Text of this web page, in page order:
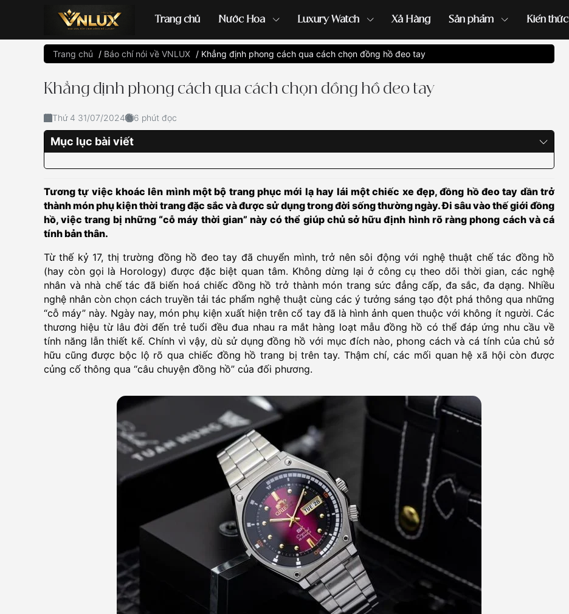
Trang chủ Nước Hoa Luxury Watch Xả Hàng Sản phẩm Kiến thức
Đồng hồ casio đồng hồ G-Shock đồng hồ Orient ...
Trang chủ / Báo chí nói về VNLUX / Khẳng định phong cách qua cách chọn đồng hồ đeo tay
Khẳng định phong cách qua cách chọn đồng hồ đeo tay
Thứ 4 31/07/2024 6 phút đọc
Mục lục bài viết
Tương tự việc khoác lên mình một bộ trang phục mới lạ hay lái một chiếc xe đẹp, đồng hồ đeo tay dần trở
thành món phụ kiện thời trang đặc sắc và được sử dụng trong đời sống thường ngày. Đi sâu vào thế giới đồng
hồ, việc trang bị những “cỗ máy thời gian” này có thể giúp chủ sở hữu định hình rõ ràng phong cách và cá
tính bản thân.
Từ thế kỷ 17, thị trường đồng hồ đeo tay đã chuyển mình, trở nên sôi động với nghệ thuật chế tác đồng hồ
(hay còn gọi là Horology) được đặc biệt quan tâm. Không dừng lại ở công cụ theo dõi thời gian, các nghệ
nhân và nhà chế tác đã biến hoá chiếc đồng hồ trở thành món trang sức đẳng cấp, đa sắc, đa dạng. Nhiều
nghệ nhân còn chọn cách truyền tải tác phẩm nghệ thuật cùng các ý tưởng sáng tạo đột phá thông qua những
“cỗ máy” này. Ngày nay, món phụ kiện xuất hiện trên cổ tay đã là hình ảnh quen thuộc với không ít người. Các
thương hiệu từ lâu đời đến trẻ tuổi đều đua nhau ra mắt hàng loạt mẫu đồng hồ có thể đáp ứng nhu cầu về
tính năng lẫn thiết kế. Chính vì vậy, dù sử dụng đồng hồ với mục đích nào, phong cách và cá tính của chủ sở
hữu cũng được bộc lộ rõ qua chiếc đồng hồ trang bị trên tay. Thậm chí, các mối quan hệ xã hội còn được
củng cố thông qua “câu chuyện đồng hồ” của đối phương.